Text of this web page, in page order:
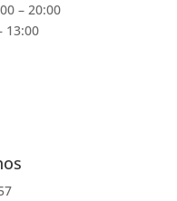
– 20:00
13:00